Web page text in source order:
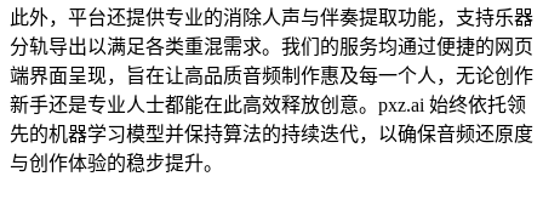
此外，平台还提供专业的消除人声与伴奏提取功能，支持乐器
分轨导出以满足各类重混需求。我们的服务均通过便捷的网页
端界面呈现，旨在让高品质音频制作惠及每一个人，无论创作
新手还是专业人士都能在此高效释放创意。pxz.ai 始终依托领
先的机器学习模型并保持算法的持续迭代，以确保音频还原度
与创作体验的稳步提升。